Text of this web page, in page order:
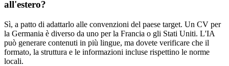
all'estero?
Sì, a patto di adattarlo alle convenzioni del paese target. Un CV per
la Germania è diverso da uno per la Francia o gli Stati Uniti. L'IA
può generare contenuti in più lingue, ma dovete verificare che il
formato, la struttura e le informazioni incluse rispettino le norme
locali.